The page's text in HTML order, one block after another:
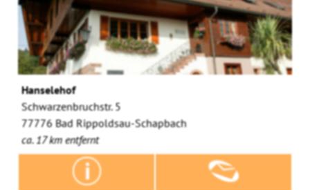
Hanselehof
Schwarzenbruchstr. 5
77776 Bad Rippoldsau-Schapbach
ca. 17 km entfernt